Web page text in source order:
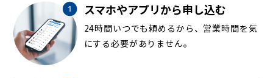
スマホやアプリから申し込む
24時間いつでも頼めるから、営業時間を気
にする必要がありません。